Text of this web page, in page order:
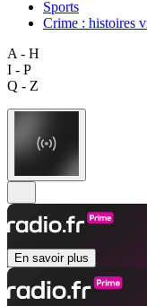
Sports
Crime : histoires
A - H
I - P
Q - Z
En savoir plus